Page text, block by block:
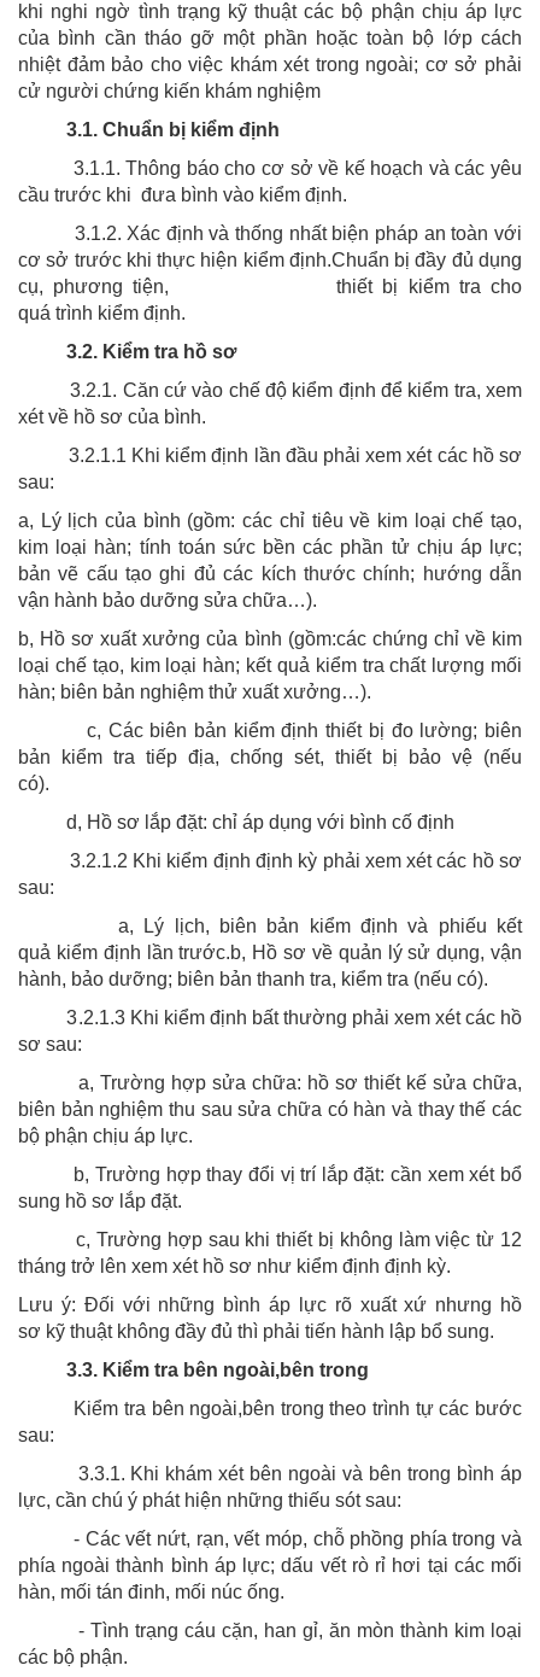
khi nghi ngờ tình trạng kỹ thuật các bộ phận chịu áp lực
của bình cần tháo gỡ một phần hoặc toàn bộ lớp cách
nhiệt đảm bảo cho việc khám xét trong ngoài; cơ sở phải
cử người chứng kiến khám nghiệm
3.1. Chuẩn bị kiểm định
3.1.1. Thông báo cho cơ sở về kế hoạch và các yêu
cầu trước khi đưa bình vào kiểm định.
3.1.2. Xác định và thống nhất biện pháp an toàn với
cơ sở trước khi thực hiện kiểm định.Chuẩn bị đầy đủ dụng
cụ, phương tiện, thiết bị kiểm tra cho
quá trình kiểm định.
3.2. Kiểm tra hồ sơ
3.2.1. Căn cứ vào chế độ kiểm định để kiểm tra, xem
xét về hồ sơ của bình.
3.2.1.1 Khi kiểm định lần đầu phải xem xét các hồ sơ
sau:
a, Lý lịch của bình (gồm: các chỉ tiêu về kim loại chế tạo,
kim loại hàn; tính toán sức bền các phần tử chịu áp lực;
bản vẽ cấu tạo ghi đủ các kích thước chính; hướng dẫn
vận hành bảo dưỡng sửa chữa…).
b, Hồ sơ xuất xưởng của bình (gồm:các chứng chỉ về kim
loại chế tạo, kim loại hàn; kết quả kiểm tra chất lượng mối
hàn; biên bản nghiệm thử xuất xưởng…).
c, Các biên bản kiểm định thiết bị đo lường; biên
bản kiểm tra tiếp địa, chống sét, thiết bị bảo vệ (nếu
có).
d, Hồ sơ lắp đặt: chỉ áp dụng với bình cố định
3.2.1.2 Khi kiểm định định kỳ phải xem xét các hồ sơ
sau:
a, Lý lịch, biên bản kiểm định và phiếu kết
quả kiểm định lần trước.b, Hồ sơ về quản lý sử dụng, vận
hành, bảo dưỡng; biên bản thanh tra, kiểm tra (nếu có).
3.2.1.3 Khi kiểm định bất thường phải xem xét các hồ
sơ sau:
a, Trường hợp sửa chữa: hồ sơ thiết kế sửa chữa,
biên bản nghiệm thu sau sửa chữa có hàn và thay thế các
bộ phận chịu áp lực.
b, Trường hợp thay đổi vị trí lắp đặt: cần xem xét bổ
sung hồ sơ lắp đặt.
c, Trường hợp sau khi thiết bị không làm việc từ 12
tháng trở lên xem xét hồ sơ như kiểm định định kỳ.
Lưu ý: Đối với những bình áp lực rõ xuất xứ nhưng hồ
sơ kỹ thuật không đầy đủ thì phải tiến hành lập bổ sung.
3.3. Kiểm tra bên ngoài,bên trong
Kiểm tra bên ngoài,bên trong theo trình tự các bước
sau:
3.3.1. Khi khám xét bên ngoài và bên trong bình áp
lực, cần chú ý phát hiện những thiếu sót sau:
- Các vết nứt, rạn, vết móp, chỗ phồng phía trong và
phía ngoài thành bình áp lực; dấu vết rò rỉ hơi tại các mối
hàn, mối tán đinh, mối núc ống.
- Tình trạng cáu cặn, han gỉ, ăn mòn thành kim loại
các bộ phận.